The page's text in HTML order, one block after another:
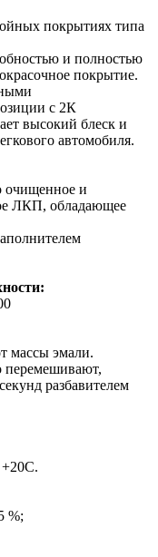
покрытиях типа
и полностью
покрытие.
с 2К
высокий блеск и
автомобиля.
очищенное и
ЛКП, обладающее
массы эмали.
перемешивают,
разбавителем
%;